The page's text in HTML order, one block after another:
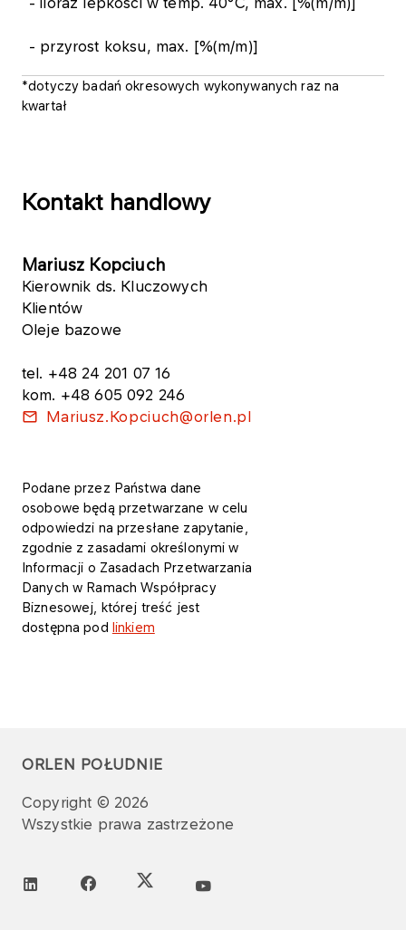
- przyrost koksu, max. [%(m/m)]
*dotyczy badań okresowych wykonywanych raz na
kwartał
Kontakt handlowy
Mariusz Kopciuch
Kierownik ds. Kluczowych
Klientów
Oleje bazowe
tel. +48 24 201 07 16
kom. +48 605 092 246
Mariusz.Kopciuch@orlen.pl
Podane przez Państwa dane
osobowe będą przetwarzane w celu
odpowiedzi na przesłane zapytanie,
zgodnie z zasadami określonymi w
Informacji o Zasadach Przetwarzania
Danych w Ramach Współpracy
Biznesowej, której treść jest
dostępna pod linkiem
ORLEN POŁUDNIE
Copyright © 2026
Wszystkie prawa zastrzeżone